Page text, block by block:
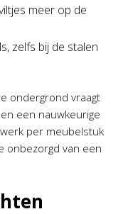
meer op de
zelfs bij de stalen
ondergrond vraagt
een nauwkeurige
per meubelstuk
onbezorgd van een